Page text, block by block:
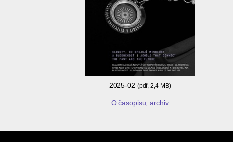
2025-02 (pdf, 2,4 MB)
O časopisu, archiv